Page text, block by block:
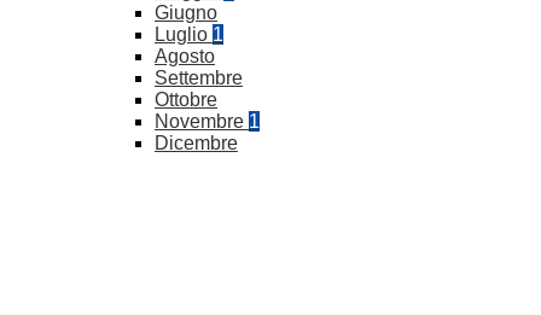
Giugno
Luglio 1
Agosto
Settembre
Ottobre
Novembre 1
Dicembre